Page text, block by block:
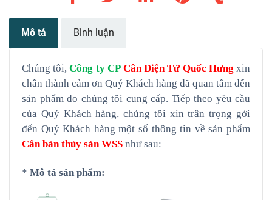
Mô tả Bình luận
Chúng tôi,Công ty CP Cân Điện Tử Quốc Hưng xin
chân thành cảm ơn Quý Khách hàng đã quan tâm đến
sản phẩm do chúng tôi cung cấp. Tiếp theo yêu cầu
của Quý Khách hàng, chúng tôi xin trân trọng gởi
đến Quý Khách hàng một số thông tin về sản phẩm
Cân bàn thủy sản WSS như sau:
* Mô tả sản phẩm: